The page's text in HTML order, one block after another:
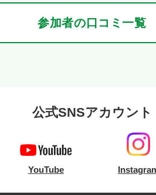
参加者の口コミ一覧
公式SNSアカウント
YouTube